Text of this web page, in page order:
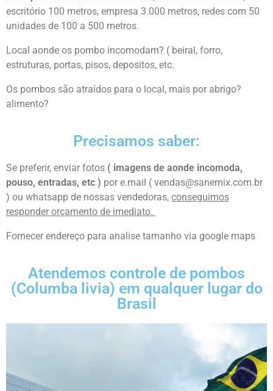
escritório 100 metros, empresa 3.000 metros, redes com 50
unidades de 100 a 500 metros.
Local aonde os pombo incomodam? ( beiral, forro,
estruturas, portas, pisos, depositos, etc.
Os pombos são atraídos para o local, mais por abrigo?
alimento?
Precisamos saber:
Se preferir, enviar fotos ( imagens de aonde incomoda,
pouso, entradas, etc ) por e.mail ( vendas@sanemix.com.br
) ou whatsapp de nossas vendedoras, conseguimos
responder orçamento de imediato.
Fornecer endereço para analise tamanho via google maps
Atendemos controle de pombos
(Columba livia) em qualquer lugar do
Brasil